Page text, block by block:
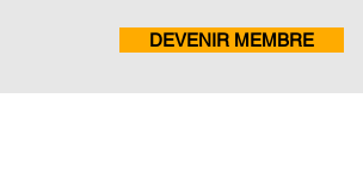
DEVENIR MEMBRE